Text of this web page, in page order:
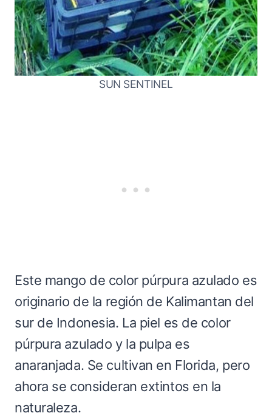
SUN SENTINEL
Este mango de color púrpura azulado es
originario de la región de Kalimantan del
sur de Indonesia. La piel es de color
púrpura azulado y la pulpa es
anaranjada. Se cultivan en Florida, pero
ahora se consideran extintos en la
naturaleza.